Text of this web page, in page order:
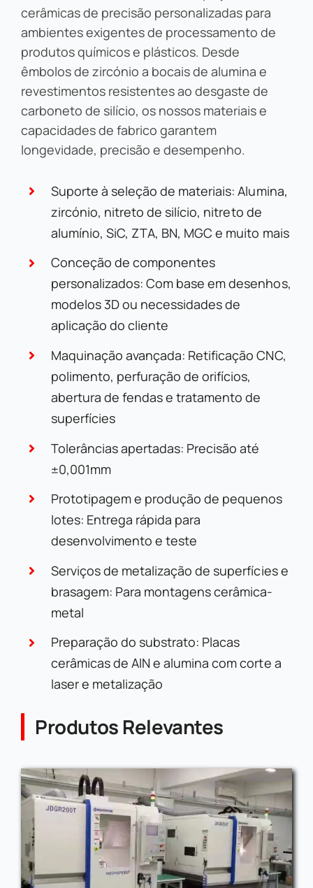
cerâmicas de precisão personalizadas para
ambientes exigentes de processamento de
produtos químicos e plásticos. Desde
êmbolos de zircónio a bocais de alumina e
revestimentos resistentes ao desgaste de
carboneto de silício, os nossos materiais e
capacidades de fabrico garantem
longevidade, precisão e desempenho.
Suporte à seleção de materiais: Alumina,
zircónio, nitreto de silício, nitreto de
alumínio, SiC, ZTA, BN, MGC e muito mais
Conceção de componentes
personalizados: Com base em desenhos,
modelos 3D ou necessidades de
aplicação do cliente
Maquinação avançada: Retificação CNC,
polimento, perfuração de orifícios,
abertura de fendas e tratamento de
superfícies
Tolerâncias apertadas: Precisão até
±0,001mm
Prototipagem e produção de pequenos
lotes: Entrega rápida para
desenvolvimento e teste
Serviços de metalização de superfícies e
brasagem: Para montagens cerâmica-
metal
Preparação do substrato: Placas
cerâmicas de AlN e alumina com corte a
laser e metalização
Produtos Relevantes